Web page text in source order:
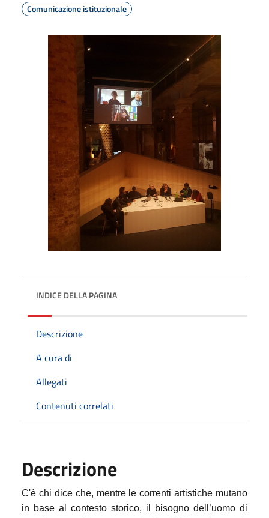
Comunicazione istituzionale
INDICE DELLA PAGINA
Descrizione
A cura di
Allegati
Contenuti correlati
Descrizione
C'è chi dice che, mentre le correnti artistiche mutano
in base al contesto storico, il bisogno dell’uomo di